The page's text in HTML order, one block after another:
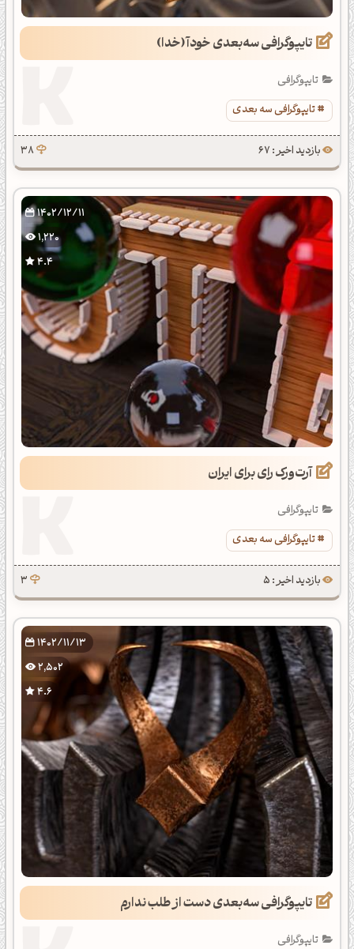
تایپوگرافی سه‌بعدی خودآ (خدا)
تایپوگرافی
تایپوگرافی سه بعدی
بازدید اخیر : 67 38
1402/12/11
1,220
4.4
آرت‌ورک رای برای ایران
تایپوگرافی
تایپوگرافی سه بعدی
بازدید اخیر : 5 3
1402/11/13
2,502
4.6
تایپوگرافی سه‌بعدی دست از طلب ندارم
تایپوگرافی